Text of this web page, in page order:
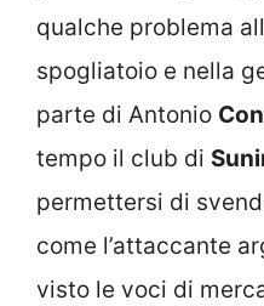
qualche problema
spogliatoio e nella
parte di Antonio
tempo il club di
permettersi di
come l’attaccante
visto le voci di